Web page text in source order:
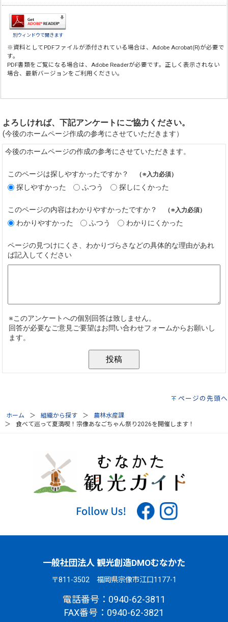
別ウィンドウで開きます
※資料としてPDFファイルが添付されている場合は、Adobe Acrobat(R)が必要で
す。
PDF書類をご覧になる場合は、Adobe Readerが必要です。正しく表示されない
場合、最新バージョンをご利用ください。
ページの先頭へ
ホーム 組織から探す
農林水産課
食べて巡って夏満喫！宗像あなごちゃん祭り2026を開催します！
一般社団法人 観光創造DMOむなかた
〒811-3502 福岡県宗像市江口1177-1
電話番号：0940-62-3811
FAX番号：0940-62-3821